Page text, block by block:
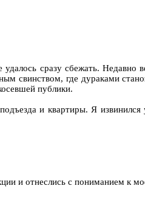
сразу сбежать. Недавно
свинством, где дураками
публики.
и квартиры. Я извинился
и отнеслись с пониманием к